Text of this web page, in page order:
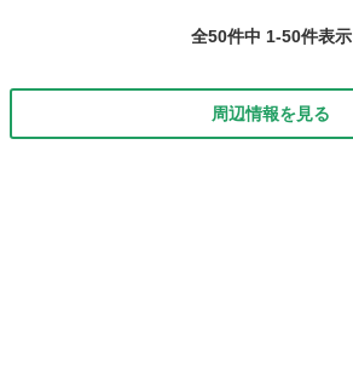
全50件中 1-50件表示
周辺情報を見る